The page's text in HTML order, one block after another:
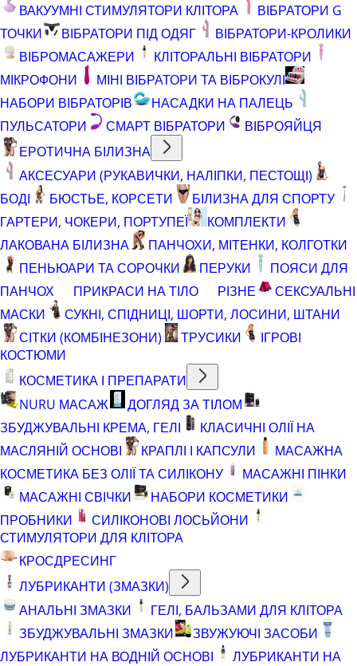
ВАКУУМНІ СТИМУЛЯТОРИ КЛІТОРА
ВІБРАТОРИ G
ТОЧКИ
ВІБРАТОРИ ПІД ОДЯГ
ВІБРАТОРИ-КРОЛИКИ
ВІБРОМАСАЖЕРИ
КЛІТОРАЛЬНІ ВІБРАТОРИ
МІКРОФОНИ
МІНІ ВІБРАТОРИ ТА ВІБРОКУЛІ
НАБОРИ ВІБРАТОРІВ
НАСАДКИ НА ПАЛЕЦЬ
ПУЛЬСАТОРИ
СМАРТ ВІБРАТОРИ
ВІБРОЯЙЦЯ
ЕРОТИЧНА БІЛИЗНА
АКСЕСУАРИ (РУКАВИЧКИ, НАЛІПКИ, ПЕСТОЩІ)
БОДІ
БЮСТЬЕ, КОРСЕТИ
БІЛИЗНА ДЛЯ СПОРТУ
ГАРТЕРИ, ЧОКЕРИ, ПОРТУПЕЇ
КОМПЛЕКТИ
ЛАКОВАНА БІЛИЗНА
ПАНЧОХИ, МІТЕНКИ, КОЛГОТКИ
ПЕНЬЮАРИ ТА СОРОЧКИ
ПЕРУКИ
ПОЯСИ ДЛЯ
ПАНЧОХ
ПРИКРАСИ НА ТІЛО РІЗНЕ
СЕКСУАЛЬНІ
МАСКИ
СУКНІ, СПІДНИЦІ, ШОРТИ, ЛОСИНИ, ШТАНИ
СІТКИ (КОМБІНЕЗОНИ)
ТРУСИКИ
ІГРОВІ
КОСТЮМИ
КОСМЕТИКА І ПРЕПАРАТИ
NURU МАСАЖ
ДОГЛЯД ЗА ТІЛОМ
ЗБУДЖУВАЛЬНІ КРЕМА, ГЕЛІ
КЛАСИЧНІ ОЛІЇ НА
МАСЛЯНІЙ ОСНОВІ
КРАПЛІ І КАПСУЛИ
МАСАЖНА
КОСМЕТИКА БЕЗ ОЛІЇ ТА СИЛІКОНУ
МАСАЖНІ ПІНКИ
МАСАЖНІ СВІЧКИ
НАБОРИ КОСМЕТИКИ
ПРОБНИКИ
СИЛІКОНОВІ ЛОСЬЙОНИ
СТИМУЛЯТОРИ ДЛЯ КЛІТОРА
КРОСДРЕСИНГ
ЛУБРИКАНТИ (ЗМАЗКИ)
АНАЛЬНІ ЗМАЗКИ
ГЕЛІ, БАЛЬЗАМИ ДЛЯ КЛІТОРА
ЗБУДЖУВАЛЬНІ ЗМАЗКИ
ЗВУЖУЮЧІ ЗАСОБИ
ЛУБРИКАНТИ НА ВОДНІЙ ОСНОВІ
ЛУБРИКАНТИ НА